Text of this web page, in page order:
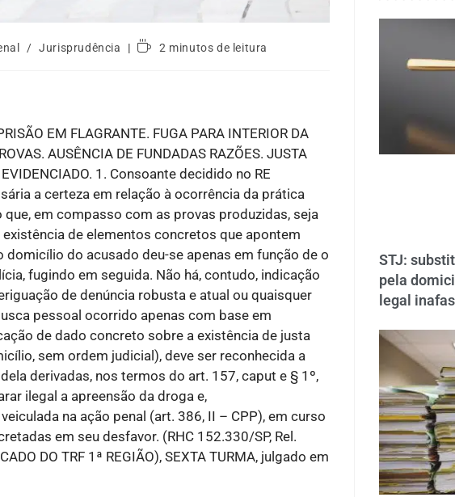
/ Jurisprudência 2 minutos de leitura
EM FLAGRANTE. FUGA PARA INTERIOR DA
AUSÊNCIA DE FUNDADAS RAZÕES. JUSTA
1. Consoante decidido no RE
a certeza em relação à ocorrência da prática
em compasso com as provas produzidas, seja
de elementos concretos que apontem
do acusado deu-se apenas em função de o
fugindo em seguida. Não há, contudo, indicação
de denúncia robusta e atual ou quaisquer
pessoal ocorrido apenas com base em
de dado concreto sobre a existência de justa
sem ordem judicial), deve ser reconhecida a
derivadas, nos termos do art. 157, caput e § 1º,
ilegal a apreensão da droga e,
na ação penal (art. 386, II – CPP), em curso
em seu desfavor. (RHC 152.330/SP, Rel.
DO TRF 1ª REGIÃO), SEXTA TURMA, julgado em
STJ:
pela
legal